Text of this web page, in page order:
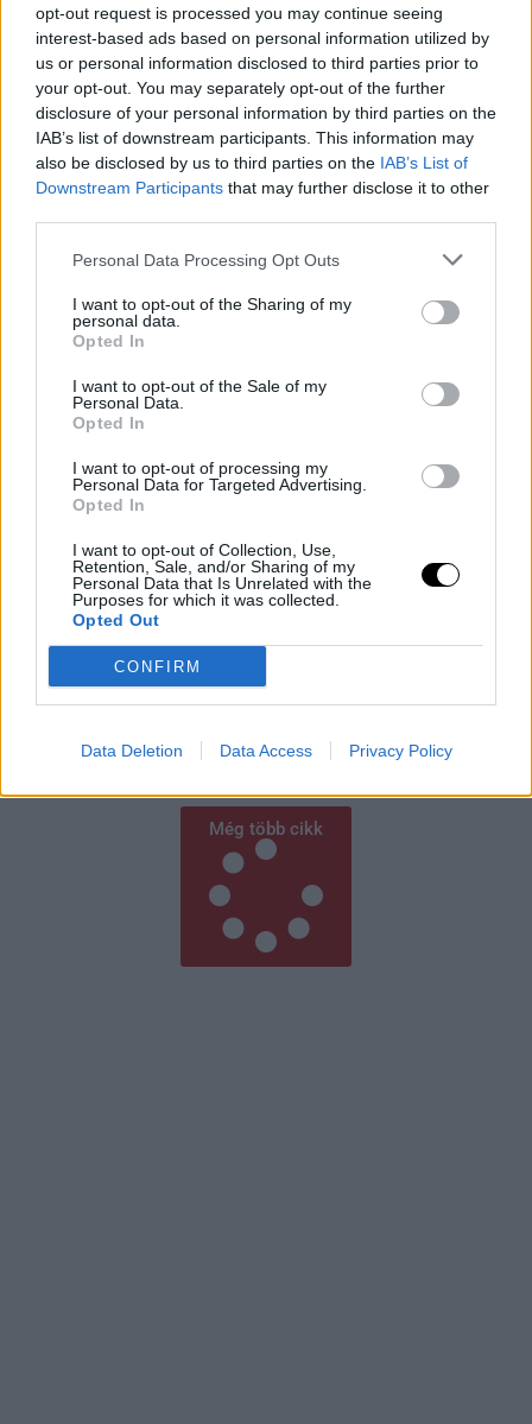
opt-out request is processed you may continue seeing
interest-based ads based on personal information utilized by
us or personal information disclosed to third parties prior to
your opt-out. You may separately opt-out of the further
disclosure of your personal information by third parties on the
IAB’s list of downstream participants. This information may
also be disclosed by us to third parties on the IAB’s List of
Downstream Participants that may further disclose it to other
Personal Data Processing Opt Outs
I want to opt-out of the Sharing of my
personal data.
Opted In
I want to opt-out of the Sale of my
Personal Data.
Opted In
I want to opt-out of processing my
Personal Data for Targeted Advertising.
Opted In
I want to opt-out of Collection, Use,
Retention, Sale, and/or Sharing of my
Personal Data that Is Unrelated with the
Purposes for which it was collected.
Opted Out
CONFIRM
Data Deletion Data Access Privacy Policy
Az Önmagát Ámító Alelnök
J D Vance egész felnőtt életét azzal töltötte, hogy
megmagyarázza magát Amerikának, mégis képtelen
önmagának megmagyarázni önmagát. Legújabb
memoárja, a „Communion" állítólag arról szól, hogyan
A kapitalizmus hitelvesztése: Miért
fordulnak el még a republikánusok is a
szabad piactól?
demokratákat folyamatosan „szocialistának” és
„kommunistának” bélyegzi, de a legfrissebb
hit csökkenése nagyobb problémát
Még több cikk